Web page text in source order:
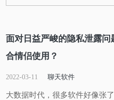
面对日益严峻的隐私泄露
合情侣使用？
2022-03-11 聊天软件
大数据时代，很多软件好像张